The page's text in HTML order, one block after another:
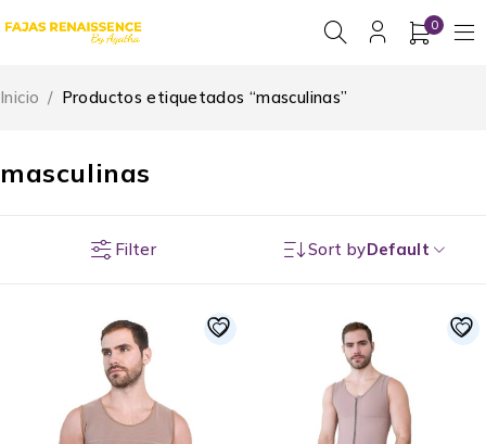
0
masculinas
Inicio / Productos etiquetados “masculinas”
Filter Sort byDefault